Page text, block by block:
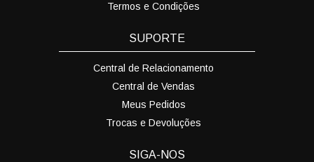
Termos e Condições
SUPORTE
Central de Relacionamento
Central de Vendas
Meus Pedidos
Trocas e Devoluções
SIGA-NOS